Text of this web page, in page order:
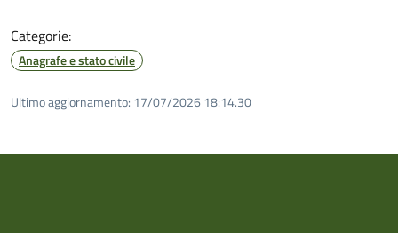
Categorie:
Anagrafe e stato civile
Ultimo aggiornamento: 17/07/2026 18:14.30